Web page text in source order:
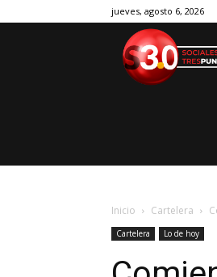
jueves, agosto 6, 2026
Inicio Cartelera
Cartelera Lo de hoy